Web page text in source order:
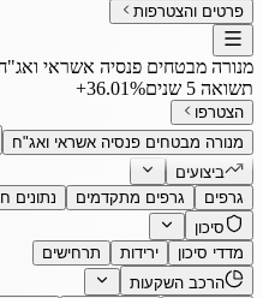
פרטים והצטרפות
מנורה מבטחים פנסיה אשראי
תשואה 5 שנים
‎+36.01%
הצטרפו
מנורה מבטחים פנסיה אשראי ואג"ח
ביצועים
גרפים
גרפים מתקדמים נתונים
סיכון
מדדי סיכון
ירידות
תרחישים
הרכב השקעות